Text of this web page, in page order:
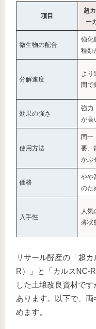
項目
超
ー
微生物の配合
強化
種類
分解速度
より
間で
効果の強さ
強力
が高
使用方法
同一
要、
かぶ
価格
やや
のた
入手性
人気
薄状
リサール酵産の「超
R）」と「カルスNC-
した土壌改良資材で
あります。以下で、
めます。